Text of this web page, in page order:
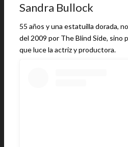
Sandra Bullock
55 años y una estatuilla dorada,
del 2009 por The Blind Side, sino
que luce la actriz y productora.